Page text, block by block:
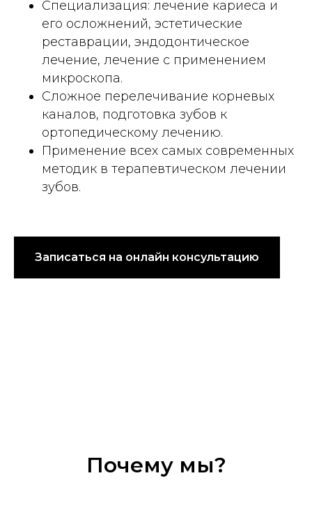
Специализация: лечение кариеса и
его осложнений, эстетические
реставрации, эндодонтическое
лечение, лечение с применением
микроскопа.
Сложное перелечивание корневых
каналов, подготовка зубов к
ортопедическому лечению.
Применение всех самых современных
методик в терапевтическом лечении
зубов.
Записаться на онлайн консультацию
Почему мы?